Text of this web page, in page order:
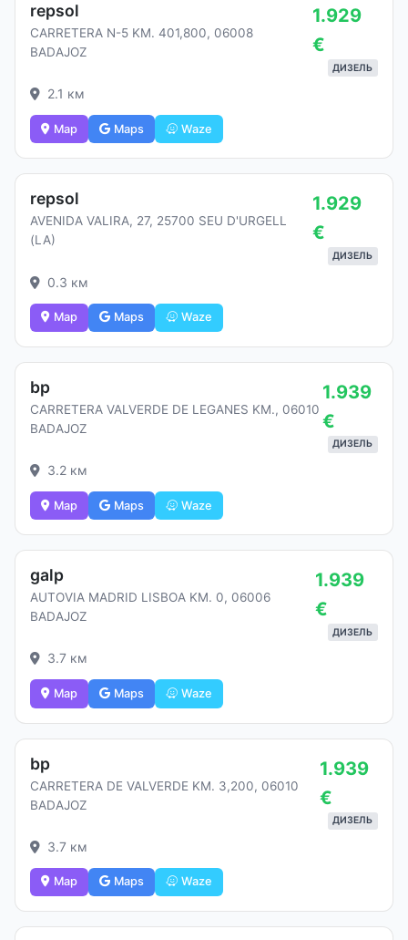
repsol
CARRETERA N-5 KM. 401,800, 06008
BADAJOZ
1.929
€
ДИЗЕЛЬ
2.1 км
Map Maps Waze
repsol
AVENIDA VALIRA, 27, 25700 SEU D'URGELL
(LA)
1.929
€
ДИЗЕЛЬ
0.3 км
Map Maps Waze
bp
CARRETERA VALVERDE DE LEGANES KM., 06010
BADAJOZ
1.939
€
ДИЗЕЛЬ
3.2 км
Map Maps Waze
galp
AUTOVIA MADRID LISBOA KM. 0, 06006
BADAJOZ
1.939
€
ДИЗЕЛЬ
3.7 км
Map Maps Waze
bp
CARRETERA DE VALVERDE KM. 3,200, 06010
BADAJOZ
1.939
€
ДИЗЕЛЬ
3.7 км
Map Maps Waze